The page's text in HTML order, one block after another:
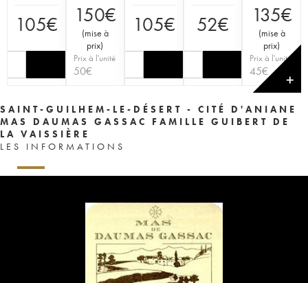
105€ 150€
(mise à
prix)
Prix à l'unité
50€
105€ 52€ 135€
(mise à
prix)
Prix à l'unité
45€
✕
SAINT-GUILHEM-LE-DÉSERT - CITÉ D'ANIANE
MAS DAUMAS GASSAC FAMILLE GUIBERT DE
LA VAISSIÈRE
LES INFORMATIONS